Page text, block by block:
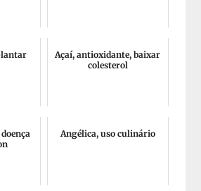
Açaí, antioxidante, baixar
colesterol
Angélica, uso culinário